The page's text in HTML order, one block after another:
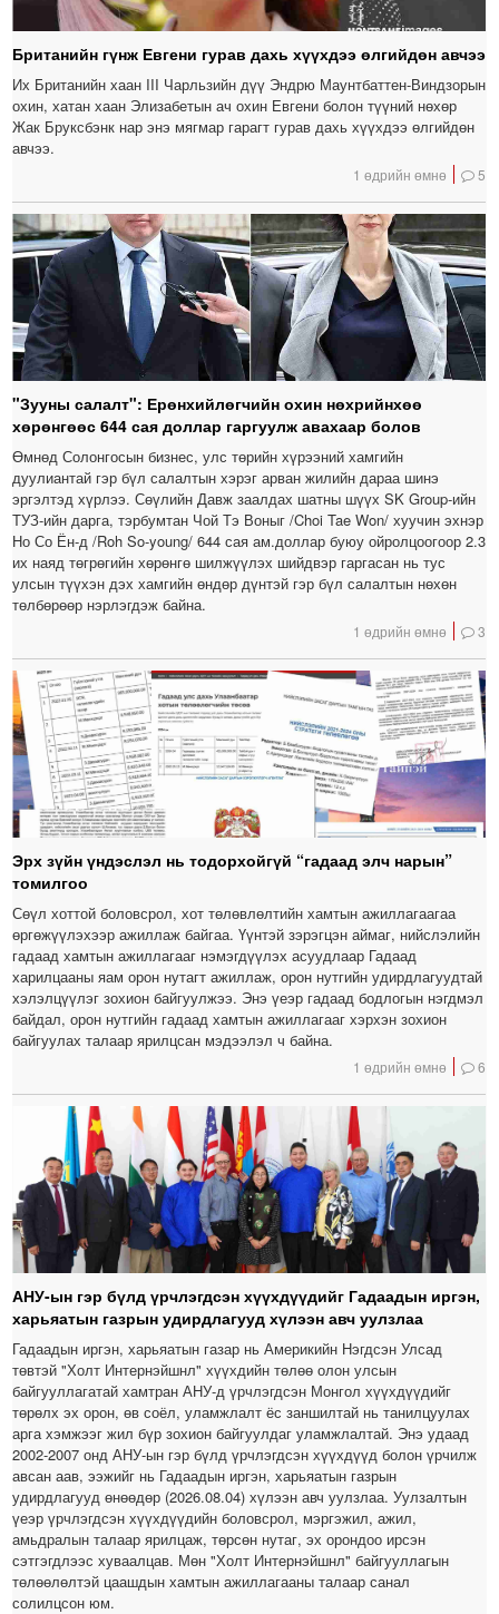
Британийн гүнж Евгени гурав дахь хүүхдээ өлгийдөн авчээ
Их Британийн хаан III Чарльзийн дүү Эндрю Маунтбаттен-Виндзорын
охин, хатан хаан Элизабетын ач охин Евгени болон түүний нөхөр
Жак Бруксбэнк нар энэ мягмар гарагт гурав дахь хүүхдээ өлгийдөн
авчээ.
1 өдрийн өмнө 5
"Зууны салалт": Ерөнхийлөгчийн охин нөхрийнхөө
хөрөнгөөс 644 сая доллар гаргуулж авахаар болов
Өмнөд Солонгосын бизнес, улс төрийн хүрээний хамгийн
дуулиантай гэр бүл салалтын хэрэг арван жилийн дараа шинэ
эргэлтэд хүрлээ. Сөүлийн Давж заалдах шатны шүүх SK Group-ийн
ТУЗ-ийн дарга, тэрбумтан Чой Тэ Воныг /Choi Tae Won/ хуучин эхнэр
Но Со Ён-д /Roh So-young/ 644 сая ам.доллар буюу ойролцоогоор 2.3
их наяд төгрөгийн хөрөнгө шилжүүлэх шийдвэр гаргасан нь тус
улсын түүхэн дэх хамгийн өндөр дүнтэй гэр бүл салалтын нөхөн
төлбөрөөр нэрлэгдэж байна.
1 өдрийн өмнө 3
Эрх зүйн үндэслэл нь тодорхойгүй “гадаад элч нарын”
томилгоо
Сөүл хоттой боловсрол, хот төлөвлөлтийн хамтын ажиллагаагаа
өргөжүүлэхээр ажиллаж байгаа. Үүнтэй зэрэгцэн аймаг, нийслэлийн
гадаад хамтын ажиллагааг нэмэгдүүлэх асуудлаар Гадаад
харилцааны яам орон нутагт ажиллаж, орон нутгийн удирдлагуудтай
хэлэлцүүлэг зохион байгуулжээ. Энэ үеэр гадаад бодлогын нэгдмэл
байдал, орон нутгийн гадаад хамтын ажиллагааг хэрхэн зохион
байгуулах талаар ярилцсан мэдээлэл ч байна.
1 өдрийн өмнө 6
АНУ-ын гэр бүлд үрчлэгдсэн хүүхдүүдийг Гадаадын иргэн,
харьяатын газрын удирдлагууд хүлээн авч уулзлаа
Гадаадын иргэн, харьяатын газар нь Америкийн Нэгдсэн Улсад
төвтэй "Холт Интернэйшнл" хүүхдийн төлөө олон улсын
байгууллагатай хамтран АНУ-д үрчлэгдсэн Монгол хүүхдүүдийг
төрөлх эх орон, өв соёл, уламжлалт ёс заншилтай нь танилцуулах
арга хэмжээг жил бүр зохион байгуулдаг уламжлалтай. Энэ удаад
2002-2007 онд АНУ-ын гэр бүлд үрчлэгдсэн хүүхдүүд болон үрчилж
авсан аав, ээжийг нь Гадаадын иргэн, харьяатын газрын
удирдлагууд өнөөдөр (2026.08.04) хүлээн авч уулзлаа. Уулзалтын
үеэр үрчлэгдсэн хүүхдүүдийн боловсрол, мэргэжил, ажил,
амьдралын талаар ярилцаж, төрсөн нутаг, эх орондоо ирсэн
сэтгэгдлээс хуваалцав. Мөн "Холт Интернэйшнл" байгууллагын
төлөөлөлтэй цаашдын хамтын ажиллагааны талаар санал
солилцсон юм.